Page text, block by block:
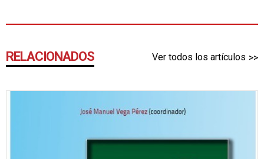
RELACIONADOS Ver todos los artículos